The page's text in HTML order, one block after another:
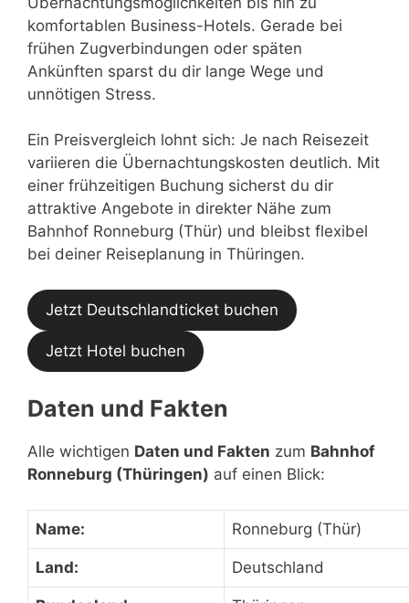
komfortablen Business-Hotels. Gerade bei
frühen Zugverbindungen oder späten
Ankünften sparst du dir lange Wege und
unnötigen Stress.
Ein Preisvergleich lohnt sich: Je nach Reisezeit
variieren die Übernachtungskosten deutlich. Mit
einer frühzeitigen Buchung sicherst du dir
attraktive Angebote in direkter Nähe zum
Bahnhof Ronneburg (Thür) und bleibst flexibel
bei deiner Reiseplanung in Thüringen.
Jetzt Deutschlandticket buchen
Jetzt Hotel buchen
Daten und Fakten
Alle wichtigen Daten und Fakten zum Bahnhof
Ronneburg (Thüringen) auf einen Blick:
Name: Ronneburg (Thür)
Land: Deutschland